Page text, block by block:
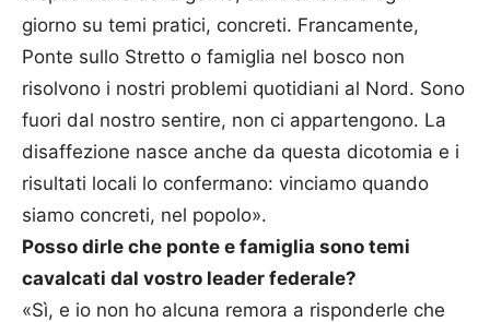
giorno su temi pratici, concreti. Francamente,
Ponte sullo Stretto o famiglia nel bosco non
risolvono i nostri problemi quotidiani al Nord. Sono
fuori dal nostro sentire, non ci appartengono. La
disaffezione nasce anche da questa dicotomia e i
risultati locali lo confermano: vinciamo quando
siamo concreti, nel popolo».
Posso dirle che ponte e famiglia sono temi
cavalcati dal vostro leader federale?
«Sì, e io non ho alcuna remora a risponderle che